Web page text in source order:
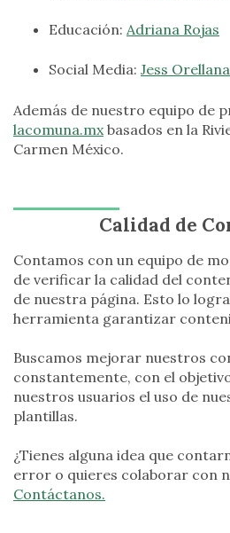
Educación: Adriana Rojas
Social Media: Jess Orellana
Además de nuestro equipo de
lacomuna.mx basados en la
Carmen México.
Calidad de
Contamos con un equipo de
de verificar la calidad del
de nuestra página. Esto lo
herramienta garantizar
Buscamos mejorar nuestros
constantemente, con el
nuestros usuarios el uso de
plantillas.
¿Tienes alguna idea que
error o quieres colaborar con
Contáctanos.